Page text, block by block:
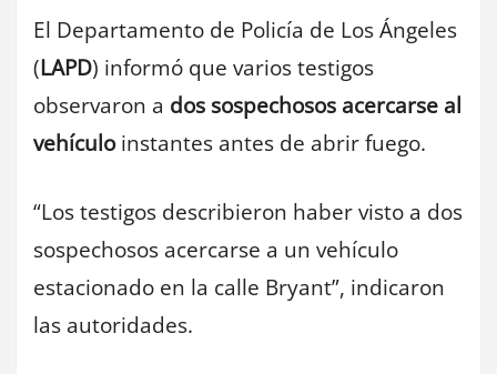
El Departamento de Policía de Los Ángeles
(LAPD) informó que varios testigos
observaron a dos sospechosos acercarse al
vehículoinstantes antes de abrir fuego.
“Los testigos describieron haber visto a dos
sospechosos acercarse a un vehículo
estacionado en la calle Bryant”, indicaron
las autoridades.